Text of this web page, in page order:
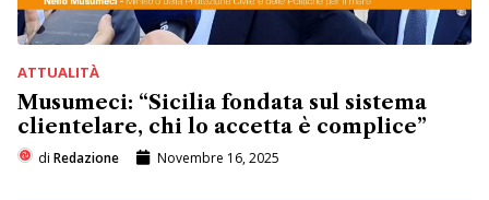
ATTUALITÀ
Musumeci: “Sicilia fondata sul sistema
clientelare, chi lo accetta è complice”
di Redazione Novembre 16, 2025